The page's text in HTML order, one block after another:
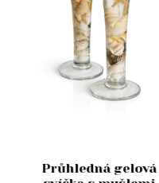
Průhledná gelová